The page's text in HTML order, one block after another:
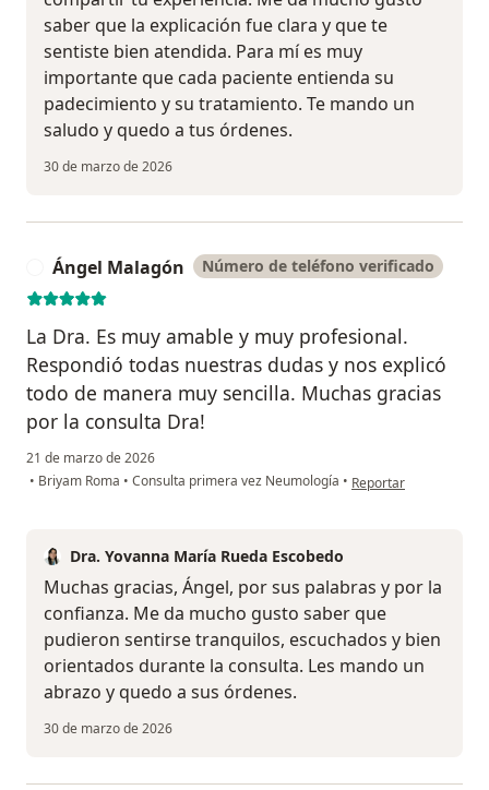
saber que la explicación fue clara y que te
sentiste bien atendida. Para mí es muy
importante que cada paciente entienda su
padecimiento y su tratamiento. Te mando un
saludo y quedo a tus órdenes.
30 de marzo de 2026
Ángel Malagón Número de teléfono verificado
La Dra. Es muy amable y muy profesional.
Respondió todas nuestras dudas y nos explicó
todo de manera muy sencilla. Muchas gracias
por la consulta Dra!
21 de marzo de 2026
• Briyam Roma • Consulta primera vez Neumología • en opinión del
Reportar
Dra. Yovanna María Rueda Escobedo
Muchas gracias, Ángel, por sus palabras y por la
confianza. Me da mucho gusto saber que
pudieron sentirse tranquilos, escuchados y bien
orientados durante la consulta. Les mando un
abrazo y quedo a sus órdenes.
30 de marzo de 2026